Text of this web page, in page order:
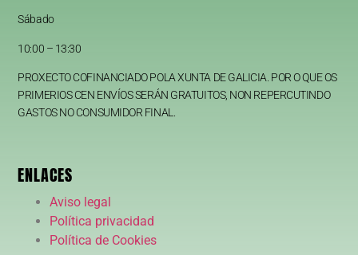
Sábado
10:00 – 13:30
PROXECTO COFINANCIADO POLA XUNTA DE GALICIA. POR O QUE OS
PRIMERIOS CEN ENVÍOS SERÁN GRATUITOS, NON REPERCUTINDO
GASTOS NO CONSUMIDOR FINAL.
ENLACES
Aviso legal
Política privacidad
Política de Cookies